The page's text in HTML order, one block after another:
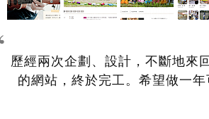
歷經兩次企劃、設計，不斷地來
的網站，終於完工。希望做一年